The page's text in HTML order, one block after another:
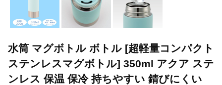
水筒 マグボトル ボトル [超軽量コンパクト
ステンレスマグボトル] 350ml アクア ステ
ンレス 保温 保冷 持ちやすい 錆びにくい